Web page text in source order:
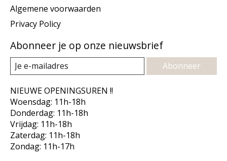
Algemene voorwaarden
Privacy Policy
Abonneer je op onze nieuwsbrief
Abonneer
NIEUWE OPENINGSUREN !!
Woensdag: 11h-18h
Donderdag: 11h-18h
Vrijdag: 11h-18h
Zaterdag: 11h-18h
Zondag: 11h-17h